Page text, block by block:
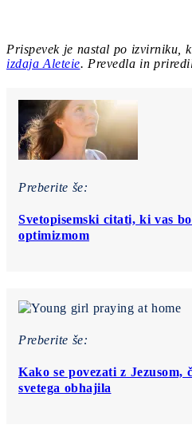
Prispevek je nastal po izvirniku,
izdaja Aleteie. Prevedla in
Preberite še:
Svetopisemski citati, ki vas
optimizmom
Preberite še:
Kako se povezati z Jezusom,
svetega obhajila